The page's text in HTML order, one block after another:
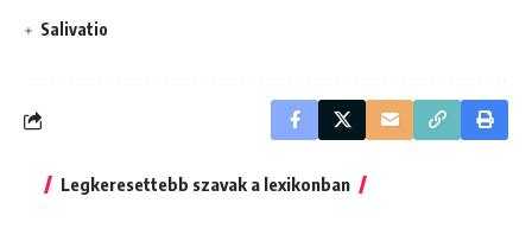
Salivatio
Legkeresettebb szavak a lexikonban